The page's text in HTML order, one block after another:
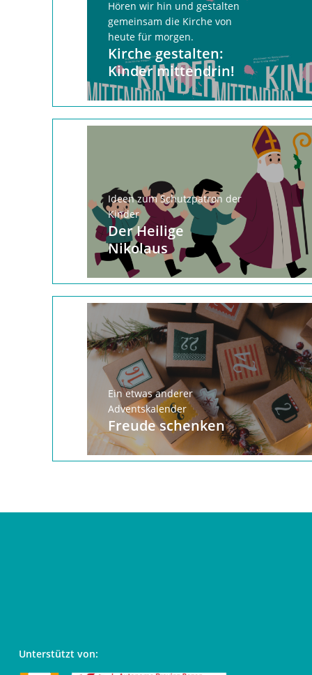
Hören wir hin und gestalten
gemeinsam die Kirche von
heute für morgen.
Kirche gestalten:
Kinder mittendrin!
Ideen zum Schutzpatron der
Kinder
Der Heilige
Nikolaus
Ein etwas anderer
Adventskalender
Freude schenken
Unterstützt von: